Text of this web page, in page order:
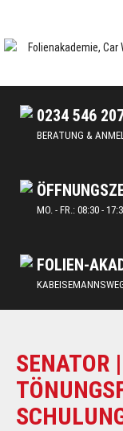
content
0234 546
BERATUNG &
MO. - FR.: 08:30 -
FOLIEN-
SENATOR